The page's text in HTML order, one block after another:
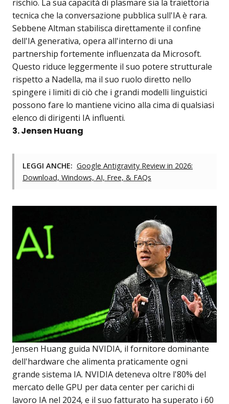
rischio. La sua capacità di plasmare sia la traiettoria
tecnica che la conversazione pubblica sull'IA è rara.
Sebbene Altman stabilisca direttamente il confine
dell'IA generativa, opera all'interno di una
partnership fortemente influenzata da Microsoft.
Questo riduce leggermente il suo potere strutturale
rispetto a Nadella, ma il suo ruolo diretto nello
spingere i limiti di ciò che i grandi modelli linguistici
possono fare lo mantiene vicino alla cima di qualsiasi
elenco di dirigenti IA influenti.
3. Jensen Huang
LEGGI ANCHE: Google Antigravity Review in 2026:
Download, Windows, AI, Free, & FAQs
Jensen Huang guida NVIDIA, il fornitore dominante
dell'hardware che alimenta praticamente ogni
grande sistema IA. NVIDIA deteneva oltre l'80% del
mercato delle GPU per data center per carichi di
lavoro IA nel 2024, e il suo fatturato ha superato i 60